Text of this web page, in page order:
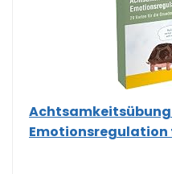
Emotionsregulation